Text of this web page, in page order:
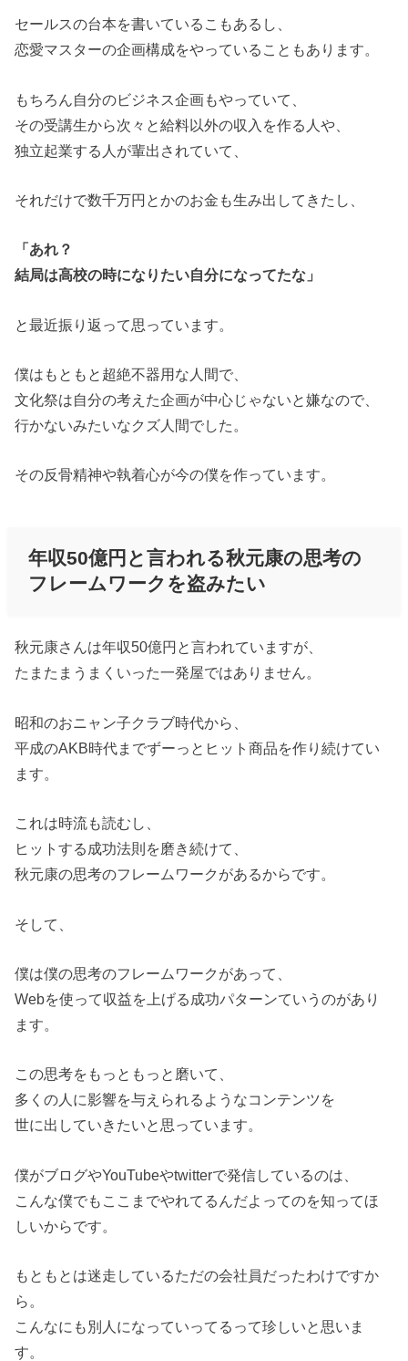
セールスの台本を書いているこもあるし、
恋愛マスターの企画構成をやっていることもあります。
もちろん自分のビジネス企画もやっていて、
その受講生から次々と給料以外の収入を作る人や、
独立起業する人が輩出されていて、
それだけで数千万円とかのお金も生み出してきたし、
「あれ？
結局は高校の時になりたい自分になってたな」
と最近振り返って思っています。
僕はもともと超絶不器用な人間で、
文化祭は自分の考えた企画が中心じゃないと嫌なので、
行かないみたいなクズ人間でした。
その反骨精神や執着心が今の僕を作っています。
年収50億円と言われる秋元康の思考の
フレームワークを盗みたい
秋元康さんは年収50億円と言われていますが、
たまたまうまくいった一発屋ではありません。
昭和のおニャン子クラブ時代から、
平成のAKB時代までずーっとヒット商品を作り続けてい
ます。
これは時流も読むし、
ヒットする成功法則を磨き続けて、
秋元康の思考のフレームワークがあるからです。
そして、
僕は僕の思考のフレームワークがあって、
Webを使って収益を上げる成功パターンていうのがあり
ます。
この思考をもっともっと磨いて、
多くの人に影響を与えられるようなコンテンツを
世に出していきたいと思っています。
僕がブログやYouTubeやtwitterで発信しているのは、
こんな僕でもここまでやれてるんだよってのを知ってほ
しいからです。
もともとは迷走しているただの会社員だったわけですか
ら。
こんなにも別人になっていってるって珍しいと思いま
す。